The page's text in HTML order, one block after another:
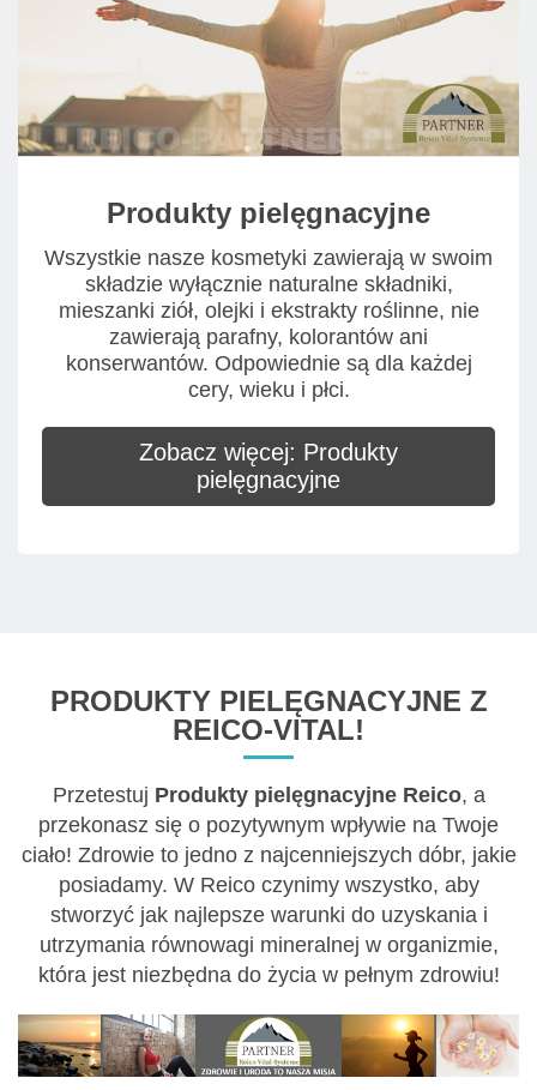
Produkty pielęgnacyjne
Wszystkie nasze kosmetyki zawierają w swoim
składzie wyłącznie naturalne składniki,
mieszanki ziół, olejki i ekstrakty roślinne, nie
zawierają parafny, kolorantów ani
konserwantów. Odpowiednie są dla każdej
cery, wieku i płci.
Zobacz więcej: Produkty
pielęgnacyjne
PRODUKTY PIELĘGNACYJNE Z
REICO-VITAL!
Przetestuj Produkty pielęgnacyjne Reico, a
przekonasz się o pozytywnym wpływie na Twoje
ciało! Zdrowie to jedno z najcenniejszych dóbr, jakie
posiadamy. W Reico czynimy wszystko, aby
stworzyć jak najlepsze warunki do uzyskania i
utrzymania równowagi mineralnej w organizmie,
która jest niezbędna do życia w pełnym zdrowiu!